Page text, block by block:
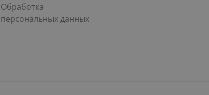
Обработка
персональных данных